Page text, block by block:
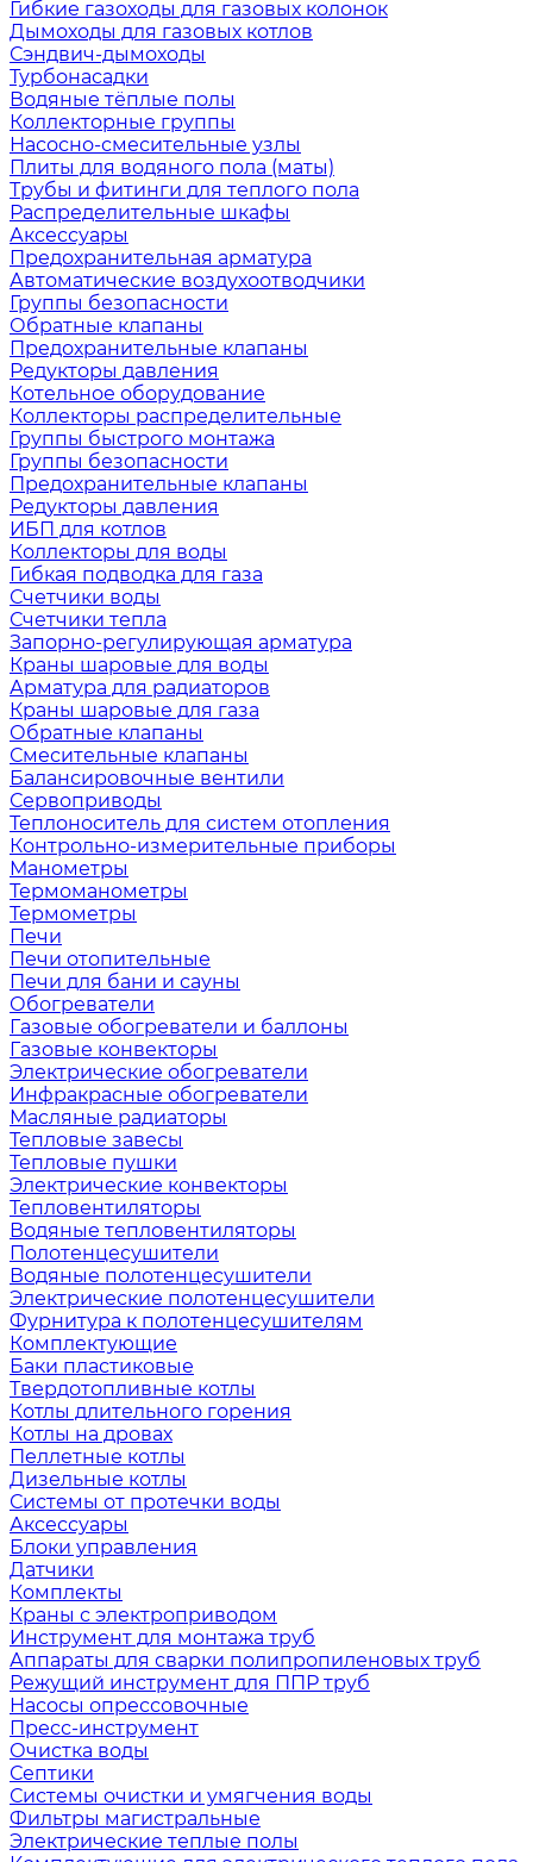
Гибкие газоходы для газовых колонок
Дымоходы для газовых котлов
Сэндвич-дымоходы
Турбонасадки
Водяные тёплые полы
Коллекторные группы
Насосно-смесительные узлы
Плиты для водяного пола (маты)
Трубы и фитинги для теплого пола
Распределительные шкафы
Аксессуары
Предохранительная арматура
Автоматические воздухоотводчики
Группы безопасности
Обратные клапаны
Предохранительные клапаны
Редукторы давления
Котельное оборудование
Коллекторы распределительные
Группы быстрого монтажа
Группы безопасности
Предохранительные клапаны
Редукторы давления
ИБП для котлов
Коллекторы для воды
Гибкая подводка для газа
Счетчики воды
Счетчики тепла
Запорно-регулирующая арматура
Краны шаровые для воды
Арматура для радиаторов
Краны шаровые для газа
Обратные клапаны
Смесительные клапаны
Балансировочные вентили
Сервоприводы
Теплоноситель для систем отопления
Контрольно-измерительные приборы
Манометры
Термоманометры
Термометры
Печи
Печи отопительные
Печи для бани и сауны
Обогреватели
Газовые обогреватели и баллоны
Газовые конвекторы
Электрические обогреватели
Инфракрасные обогреватели
Масляные радиаторы
Тепловые завесы
Тепловые пушки
Электрические конвекторы
Тепловентиляторы
Водяные тепловентиляторы
Полотенцесушители
Водяные полотенцесушители
Электрические полотенцесушители
Фурнитура к полотенцесушителям
Комплектующие
Баки пластиковые
Твердотопливные котлы
Котлы длительного горения
Котлы на дровах
Пеллетные котлы
Дизельные котлы
Системы от протечки воды
Аксессуары
Блоки управления
Датчики
Комплекты
Краны с электроприводом
Инструмент для монтажа труб
Аппараты для сварки полипропиленовых труб
Режущий инструмент для ППР труб
Насосы опрессовочные
Пресс-инструмент
Очистка воды
Септики
Системы очистки и умягчения воды
Фильтры магистральные
Электрические теплые полы